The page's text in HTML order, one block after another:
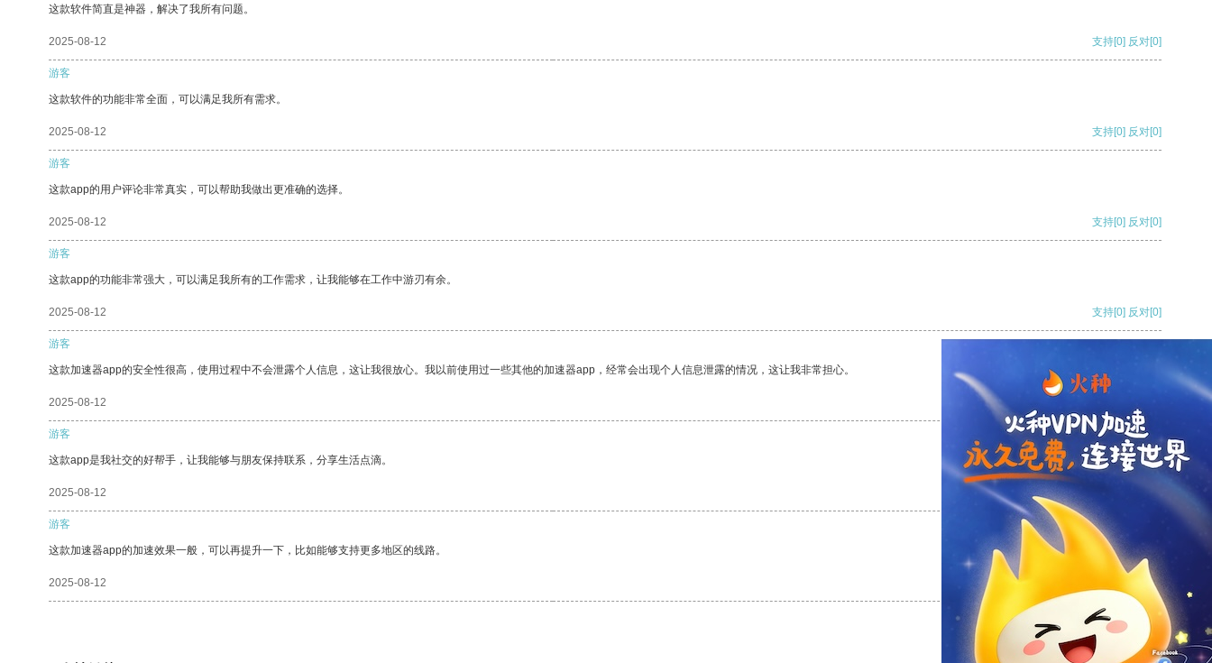
这款软件简直是神器，解决了我所有问题。
2025-08-12 支持[0] 反对[0]
游客
这款软件的功能非常全面，可以满足我所有需求。
2025-08-12 支持[0] 反对[0]
游客
这款app的用户评论非常真实，可以帮助我做出更准确的选择。
2025-08-12 支持[0] 反对[0]
游客
这款app的功能非常强大，可以满足我所有的工作需求，让我能够在工作中游刃有余。
2025-08-12 支持[0] 反对[0]
游客
这款加速器app的安全性很高，使用过程中不会泄露个人信息，这让我很放心。我以前使用过一些其他的加速器app，经常会出现个人信息泄露的情况，这让我非常担心。
2025-08-12
游客
这款app是我社交的好帮手，让我能够与朋友保持联系，分享生活点滴。
2025-08-12 反对
游客
这款加速器app的加速效果一般，可以再提升一下，比如能够支持更多地区的线路。
2025-08-12 反对[0]